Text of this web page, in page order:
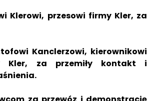
Klerowi, przesowi firmy Kler, za
Kanclerzowi, kierownikowi
Kler, za przemiły kontakt i